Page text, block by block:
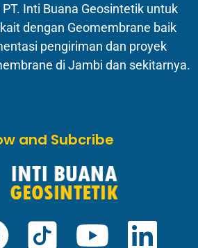
Inti Buana Geosintetik untuk
dengan Geomembrane baik
pengiriman dan proyek
di Jambi dan sekitarnya.
and Subcribe